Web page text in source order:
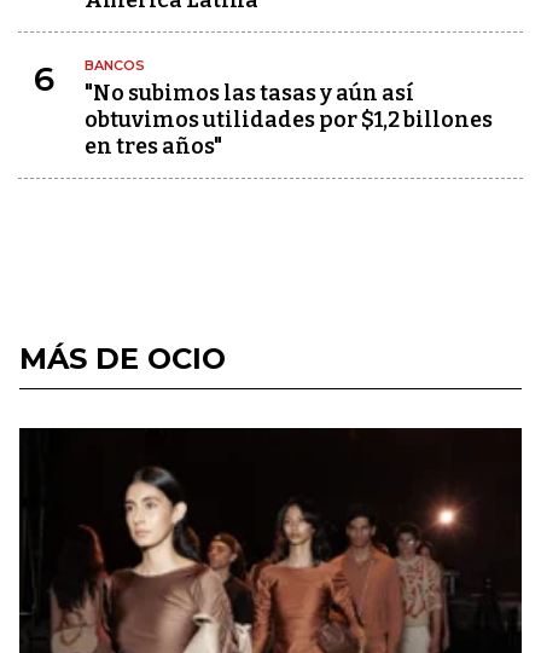
6 BANCOS
"No subimos las tasas y aún así
obtuvimos utilidades por $1,2 billones
en tres años"
MÁS DE OCIO